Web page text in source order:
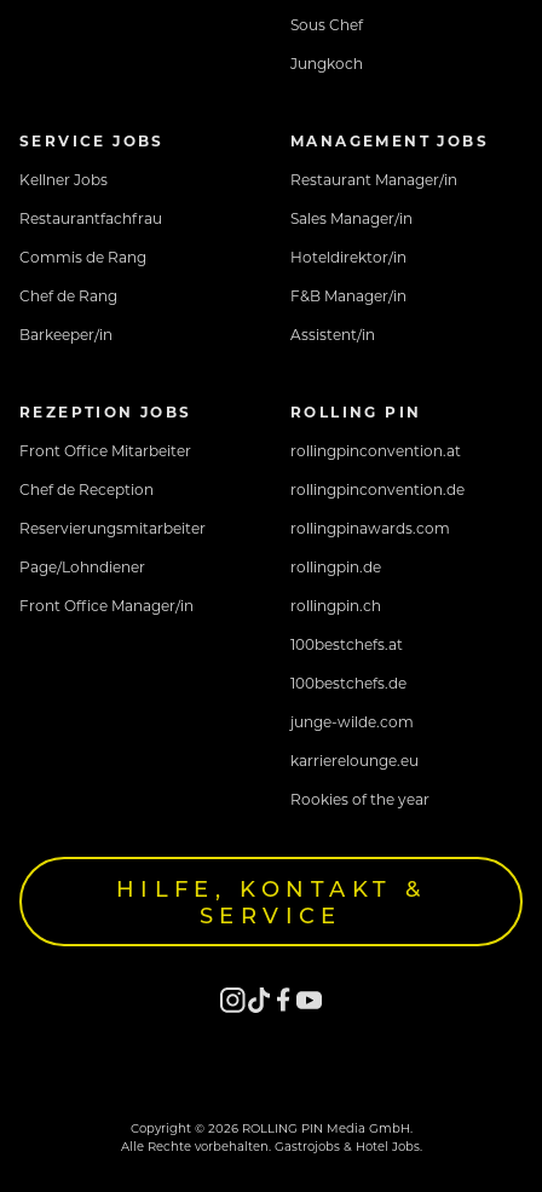
Sous Chef
Jungkoch
SERVICE JOBS
Kellner Jobs
Restaurantfachfrau
Commis de Rang
Chef de Rang
Barkeeper/in
MANAGEMENT JOBS
Restaurant Manager/in
Sales Manager/in
Hoteldirektor/in
F&B Manager/in
Assistent/in
REZEPTION JOBS
Front Office Mitarbeiter
Chef de Reception
Reservierungsmitarbeiter
Page/Lohndiener
Front Office Manager/in
ROLLING PIN
rollingpinconvention.at
rollingpinconvention.de
rollingpinawards.com
rollingpin.de
rollingpin.ch
100bestchefs.at
100bestchefs.de
junge-wilde.com
karrierelounge.eu
Rookies of the year
HILFE, KONTAKT &
SERVICE
Copyright © 2026 ROLLING PIN Media GmbH.
Alle Rechte vorbehalten. Gastrojobs & Hotel Jobs.